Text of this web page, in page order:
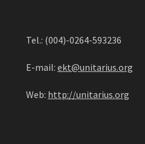
Tel.: (004)-0264-593236
E-mail: ekt@unitarius.org
Web: http://unitarius.org